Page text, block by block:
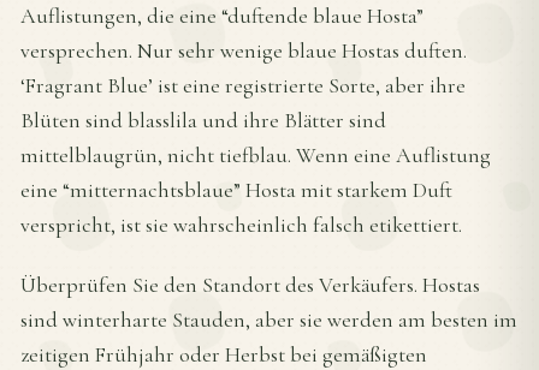
Auflistungen, die eine “duftende blaue Hosta”
versprechen. Nur sehr wenige blaue Hostas duften.
‘Fragrant Blue’ ist eine registrierte Sorte, aber ihre
Blüten sind blasslila und ihre Blätter sind
mittelblaugrün, nicht tiefblau. Wenn eine Auflistung
eine “mitternachtsblaue” Hosta mit starkem Duft
verspricht, ist sie wahrscheinlich falsch etikettiert.
Überprüfen Sie den Standort des Verkäufers. Hostas
sind winterharte Stauden, aber sie werden am besten im
zeitigen Frühjahr oder Herbst bei gemäßigten